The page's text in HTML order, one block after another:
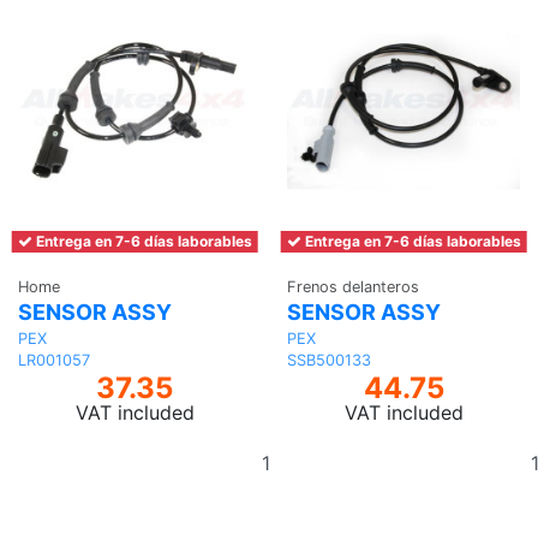
Entrega en 7-6 días laborables
Home
SENSOR ASSY
PEX
LR001057
37.35
VAT included
Entrega en 7-6 días laborables
Frenos delanteros
SENSOR ASSY
PEX
SSB500133
44.75
VAT included